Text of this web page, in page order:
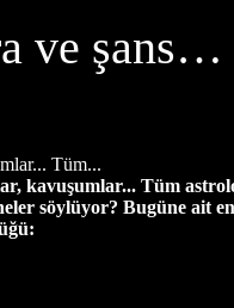
ve şans…
Tüm...
kavuşumlar... Tüm
söylüyor? Bugüne ait